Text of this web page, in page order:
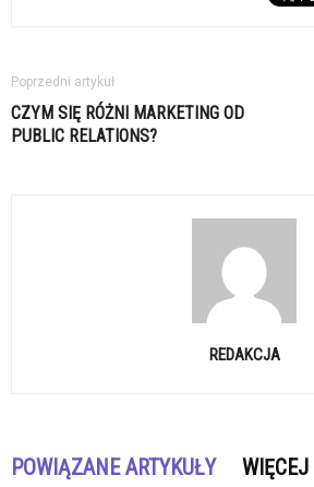
Poprzedni artykuł
CZYM SIĘ RÓŻNI MARKETING OD
PUBLIC RELATIONS?
REDAKCJA
POWIĄZANE ARTYKUŁY